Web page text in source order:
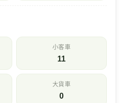
小客車
11
大貨車
0